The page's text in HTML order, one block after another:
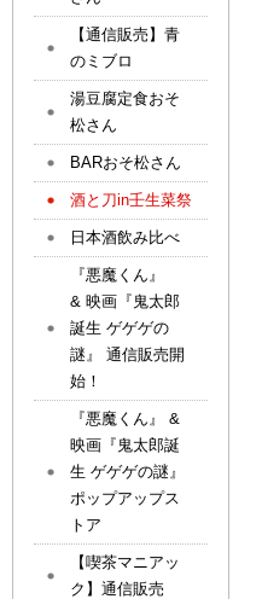
【通信販売】青
のミブロ
湯豆腐定食おそ
松さん
BARおそ松さん
酒と刀in壬生菜祭
日本酒飲み比べ
『悪魔くん』
& 映画『鬼太郎
誕生 ゲゲゲの
謎』 通信販売開
始！
『悪魔くん』 &
映画『鬼太郎誕
生 ゲゲゲの謎』
ポップアップス
トア
【喫茶マニアッ
ク】通信販売